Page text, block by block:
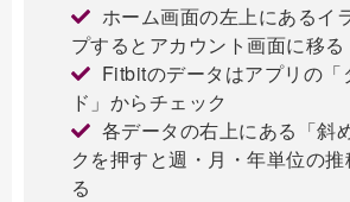
ホーム画面の左上にあるイ
プするとアカウント画面に移る
Fitbitのデータはアプリの「
ド」からチェック
各データの右上にある「斜
クを押すと週・月・年単位の
る